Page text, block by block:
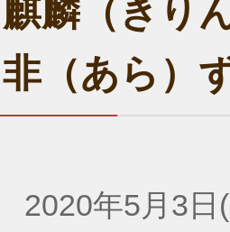
麒麟（きり
非（あら）ず
2020年5月3日